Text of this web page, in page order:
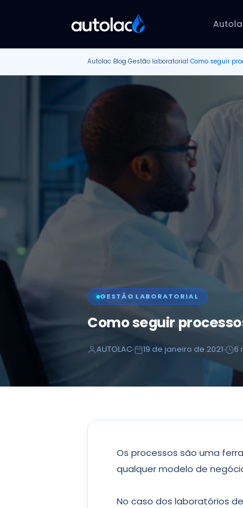
Autolac›Blog›Gestão laboratorial›
GESTÃO LABORATORIAL
Como seguir
AUTOLAC 19 de janeiro de 2021 6
Os processos são uma
qualquer modelo de
No caso dos laboratórios